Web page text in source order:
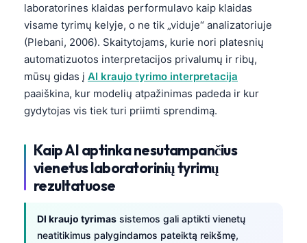
laboratorines klaidas performulavo kaip klaidas
visame tyrimų kelyje, o ne tik „viduje“ analizatoriuje
(Plebani, 2006). Skaitytojams, kurie nori platesnių
automatizuotos interpretacijos privalumų ir ribų,
mūsų gidas į AI kraujo tyrimo interpretacija
paaiškina, kur modelių atpažinimas padeda ir kur
gydytojas vis tiek turi priimti sprendimą.
Kaip AI aptinka nesutampančius
vienetus laboratorinių tyrimų
rezultatuose
DI kraujo tyrimas sistemos gali aptikti vienetų
neatitikimus palygindamos pateiktą reikšmę,